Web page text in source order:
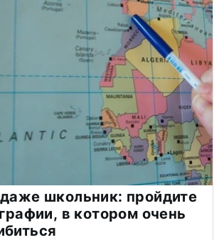
школьник: пройдите
в котором очень